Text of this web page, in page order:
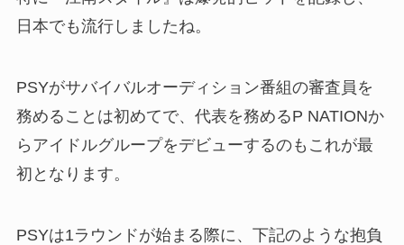
日本でも流行しましたね。
PSYがサバイバルオーディション番組の審査員を
務めることは初めてで、代表を務めるP NATIONか
らアイドルグループをデビューするのもこれが最
初となります。
PSYは1ラウンドが始まる際に、下記のような抱負